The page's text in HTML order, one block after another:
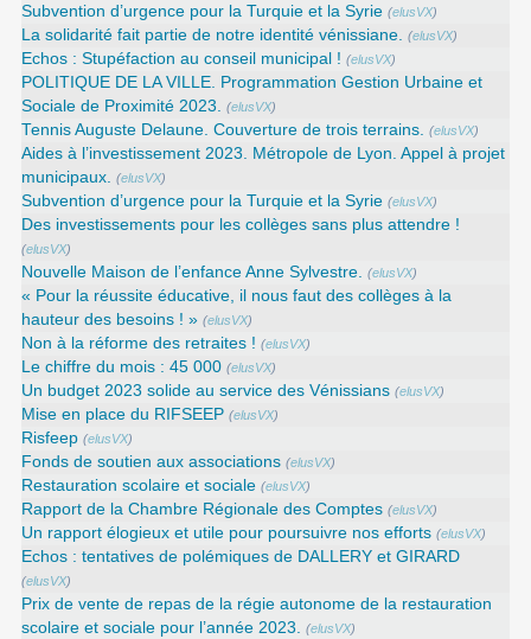
Subvention d’urgence pour la Turquie et la Syrie (elusVX)
La solidarité fait partie de notre identité vénissiane. (elusVX)
Echos : Stupéfaction au conseil municipal ! (elusVX)
POLITIQUE DE LA VILLE. Programmation Gestion Urbaine et
Sociale de Proximité 2023. (elusVX)
Tennis Auguste Delaune. Couverture de trois terrains. (elusVX)
Aides à l’investissement 2023. Métropole de Lyon. Appel à projet
municipaux. (elusVX)
Subvention d’urgence pour la Turquie et la Syrie (elusVX)
Des investissements pour les collèges sans plus attendre !
(elusVX)
Nouvelle Maison de l’enfance Anne Sylvestre. (elusVX)
« Pour la réussite éducative, il nous faut des collèges à la
hauteur des besoins ! » (elusVX)
Non à la réforme des retraites ! (elusVX)
Le chiffre du mois : 45 000 (elusVX)
Un budget 2023 solide au service des Vénissians (elusVX)
Mise en place du RIFSEEP (elusVX)
Risfeep (elusVX)
Fonds de soutien aux associations (elusVX)
Restauration scolaire et sociale (elusVX)
Rapport de la Chambre Régionale des Comptes (elusVX)
Un rapport élogieux et utile pour poursuivre nos efforts (elusVX)
Echos : tentatives de polémiques de DALLERY et GIRARD
(elusVX)
Prix de vente de repas de la régie autonome de la restauration
scolaire et sociale pour l’année 2023. (elusVX)